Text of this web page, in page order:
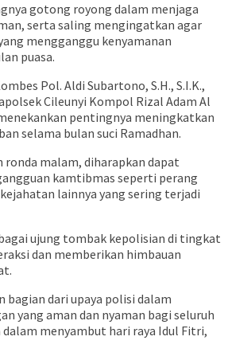
gotong royong dalam menjaga
serta saling mengingatkan agar
mengganggu kenyamanan
puasa.
Pol. Aldi Subartono, S.H., S.I.K.,
Cileunyi Kompol Rizal Adam Al
menekankan pentingnya meningkatkan
selama bulan suci Ramadhan.
malam, diharapkan dapat
kamtibmas seperti perang
lainnya yang sering terjadi
ujung tombak kepolisian di tingkat
dan memberikan himbauan
bagian dari upaya polisi dalam
yang aman dan nyaman bagi seluruh
menyambut hari raya Idul Fitri,